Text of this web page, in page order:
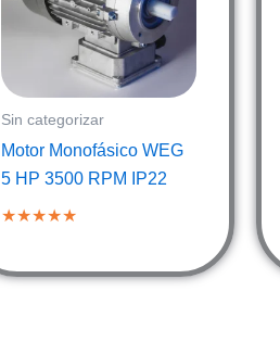
Sin categorizar
Motor Monofásico WEG
5 HP 3500 RPM IP22
★★★★★